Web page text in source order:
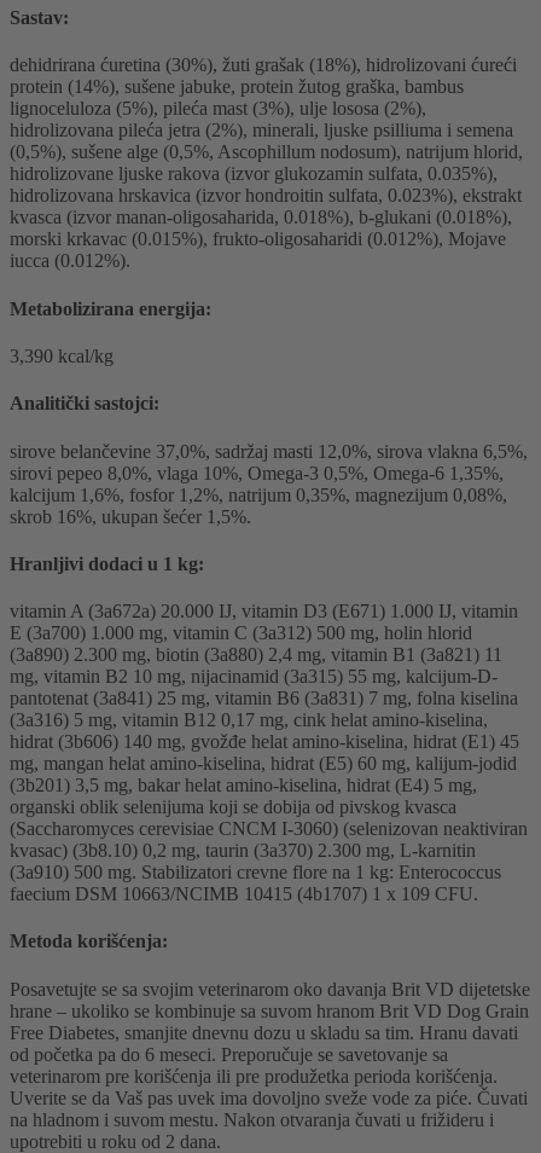
Sastav:
dehidrirana ćuretina (30%), žuti grašak (18%), hidrolizovani ćureći
protein (14%), sušene jabuke, protein žutog graška, bambus
lignoceluloza (5%), pileća mast (3%), ulje lososa (2%),
hidrolizovana pileća jetra (2%), minerali, ljuske psilliuma i semena
(0,5%), sušene alge (0,5%, Ascophillum nodosum), natrijum hlorid,
hidrolizovane ljuske rakova (izvor glukozamin sulfata, 0.035%),
hidrolizovana hrskavica (izvor hondroitin sulfata, 0.023%), ekstrakt
kvasca (izvor manan-oligosaharida, 0.018%), b-glukani (0.018%),
morski krkavac (0.015%), frukto-oligosaharidi (0.012%), Mojave
iucca (0.012%).
Metabolizirana energija:
3,390 kcal/kg
Analitički sastojci:
sirove belančevine 37,0%, sadržaj masti 12,0%, sirova vlakna 6,5%,
sirovi pepeo 8,0%, vlaga 10%, Omega-3 0,5%, Omega-6 1,35%,
kalcijum 1,6%, fosfor 1,2%, natrijum 0,35%, magnezijum 0,08%,
skrob 16%, ukupan šećer 1,5%.
Hranljivi dodaci u 1 kg:
vitamin A (3a672a) 20.000 IJ, vitamin D3 (E671) 1.000 IJ, vitamin
E (3a700) 1.000 mg, vitamin C (3a312) 500 mg, holin hlorid
(3a890) 2.300 mg, biotin (3a880) 2,4 mg, vitamin B1 (3a821) 11
mg, vitamin B2 10 mg, nijacinamid (3a315) 55 mg, kalcijum-D-
pantotenat (3a841) 25 mg, vitamin B6 (3a831) 7 mg, folna kiselina
(3a316) 5 mg, vitamin B12 0,17 mg, cink helat amino-kiselina,
hidrat (3b606) 140 mg, gvožđe helat amino-kiselina, hidrat (E1) 45
mg, mangan helat amino-kiselina, hidrat (E5) 60 mg, kalijum-jodid
(3b201) 3,5 mg, bakar helat amino-kiselina, hidrat (E4) 5 mg,
organski oblik selenijuma koji se dobija od pivskog kvasca
(Saccharomyces cerevisiae CNCM I-3060) (selenizovan neaktiviran
kvasac) (3b8.10) 0,2 mg, taurin (3a370) 2.300 mg, L-karnitin
(3a910) 500 mg. Stabilizatori crevne flore na 1 kg: Enterococcus
faecium DSM 10663/NCIMB 10415 (4b1707) 1 x 109 CFU.
Metoda korišćenja:
Posavetujte se sa svojim veterinarom oko davanja Brit VD dijetetske
hrane – ukoliko se kombinuje sa suvom hranom Brit VD Dog Grain
Free Diabetes, smanjite dnevnu dozu u skladu sa tim. Hranu davati
od početka pa do 6 meseci. Preporučuje se savetovanje sa
veterinarom pre korišćenja ili pre produžetka perioda korišćenja.
Uverite se da Vaš pas uvek ima dovoljno sveže vode za piće. Čuvati
na hladnom i suvom mestu. Nakon otvaranja čuvati u frižideru i
upotrebiti u roku od 2 dana.